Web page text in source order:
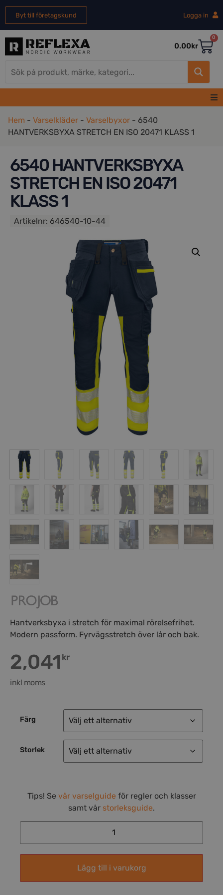
Byt till företagskund Logga in
0.00kr
0
Hem
Dam
REA
Hem - Varselkläder - Varselbyxor - 6540
HANTVERKSBYXA STRETCH EN ISO 20471 KLASS 1
6540 HANTVERKSBYXA
STRETCH EN ISO 20471
KLASS 1
Artikelnr: 646540-10-44
Hantverksbyxa i stretch för maximal rörelsefrihet.
Modern passform. Fyrvägsstretch över lår och bak.
2,041kr
inkl moms
Färg
Storlek
Tips! Se vår varselguide för regler och klasser
samt vår storleksguide.
Lägg till i varukorg